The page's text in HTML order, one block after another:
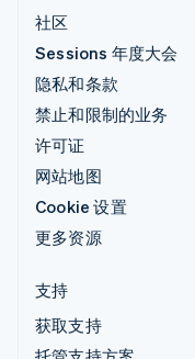
社区
Sessions 年度大会
隐私和条款
禁止和限制的业务
许可证
网站地图
Cookie 设置
更多资源
支持
获取支持